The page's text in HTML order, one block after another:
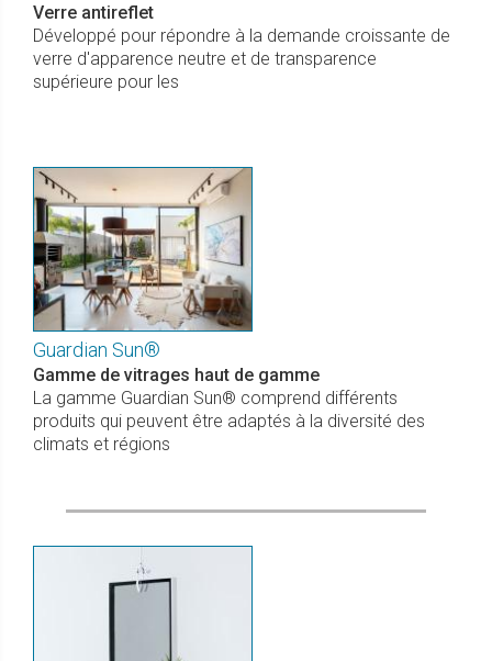
Verre antireflet
Développé pour répondre à la demande croissante de
verre d'apparence neutre et de transparence
supérieure pour les
Guardian Sun®
Gamme de vitrages haut de gamme
La gamme Guardian Sun® comprend différents
produits qui peuvent être adaptés à la diversité des
climats et régions